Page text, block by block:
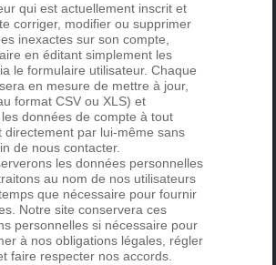
qui est actuellement inscrit et
corriger, modifier ou supprimer
inexactes sur son compte,
en éditant simplement les
le formulaire utilisateur. Chaque
en mesure de mettre à jour,
format CSV ou XLS) et
données de compte à tout
directement par lui-même sans
de nous contacter.
les données personnelles
au nom de nos utilisateurs
que nécessaire pour fournir
Notre site conservera ces
personnelles si nécessaire pour
à nos obligations légales, régler
faire respecter nos accords.